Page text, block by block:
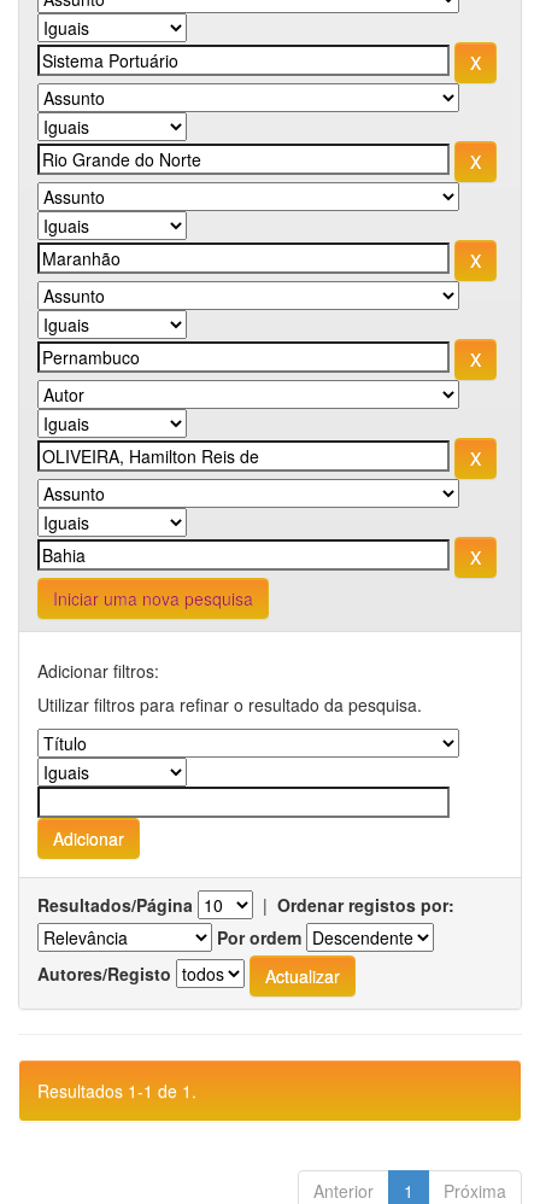
Iniciar uma nova pesquisa
Adicionar filtros:
Utilizar filtros para refinar o resultado da pesquisa.
Resultados/Página | Ordenar registos por:
Por ordem
Autores/Registo
Resultados 1-1 de 1.
Anterior 1 Próxima